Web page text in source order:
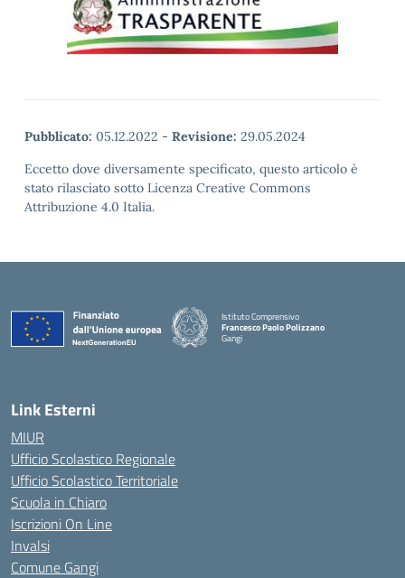
Pubblicato: 05.12.2022 - Revisione: 29.05.2024
Eccetto dove diversamente specificato, questo articolo è
stato rilasciato sotto Licenza Creative Commons
Attribuzione 4.0 Italia.
Istituto Comprensivo
Francesco Paolo Polizzano
Gangi
— Visita la pagina iniziale della scuola
Link Esterni
MIUR
Ufficio Scolastico Regionale
Ufficio Scolastico Territoriale
Scuola in Chiaro
Iscrizioni On Line
Invalsi
Comune Gangi